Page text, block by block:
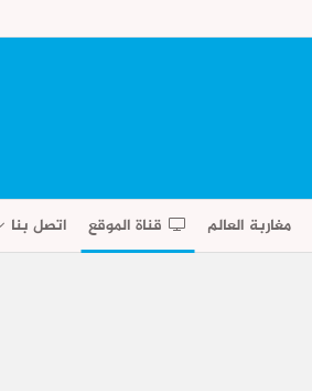
مغاربة العالم قناة الموقع اتصل بنا